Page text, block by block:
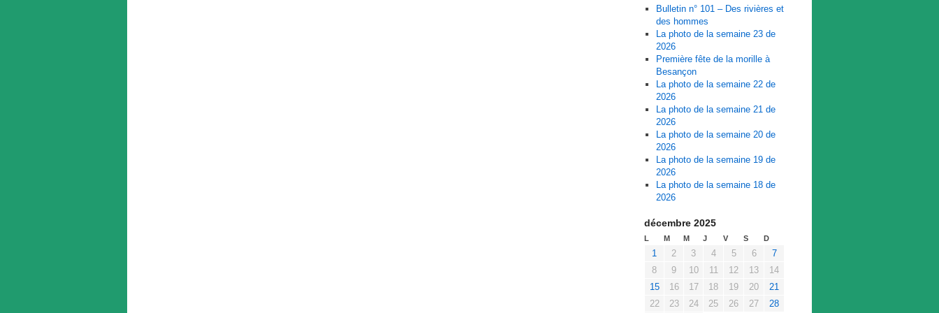
Bulletin n° 101 – Des rivières et
des hommes
La photo de la semaine 23 de
2026
Première fête de la morille à
Besançon
La photo de la semaine 22 de
2026
La photo de la semaine 21 de
2026
La photo de la semaine 20 de
2026
La photo de la semaine 19 de
2026
La photo de la semaine 18 de
2026
décembre 2025
L M M J V S D
1 2 3 4 5 6
7
8
9 10 11 12 13
14
15
16 17 18 19 20
21
22
23 24 25 26 27 28